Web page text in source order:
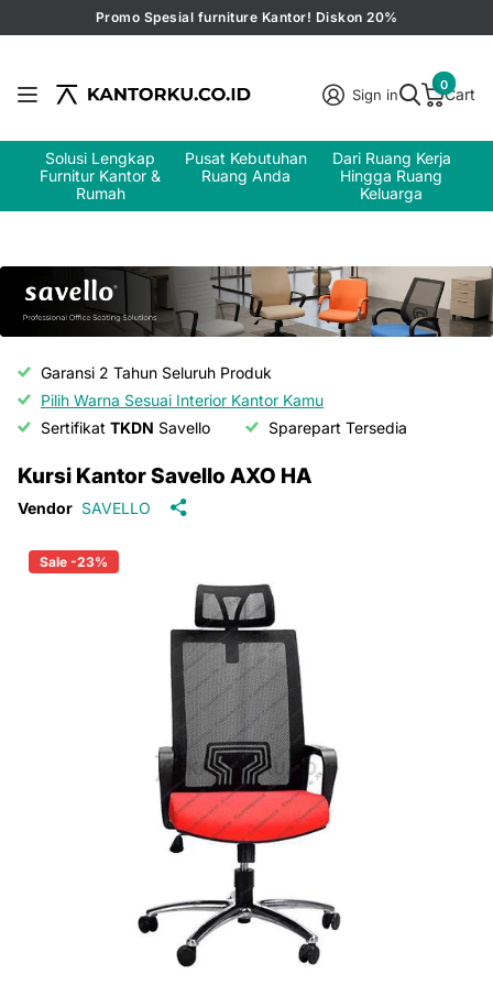
Promo Spesial furniture Kantor! Diskon 20%
Sign in Cart
0
Solusi Lengkap
Furnitur Kantor &
Rumah
Pusat Kebutuhan
Ruang Anda
Dari Ruang Kerja
Hingga Ruang
Keluarga
Garansi 2 Tahun Seluruh Produk
Pilih Warna Sesuai Interior Kantor Kamu
Sertifikat TKDN Savello Sparepart Tersedia
Kursi Kantor Savello AXO HA
Vendor SAVELLO
Sale -23%